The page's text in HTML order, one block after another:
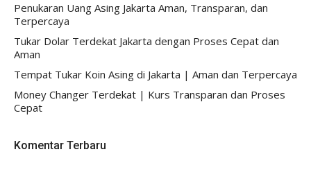
Penukaran Uang Asing Jakarta Aman, Transparan, dan
Terpercaya
Tukar Dolar Terdekat Jakarta dengan Proses Cepat dan
Aman
Tempat Tukar Koin Asing di Jakarta | Aman dan Terpercaya
Money Changer Terdekat | Kurs Transparan dan Proses
Cepat
Komentar Terbaru